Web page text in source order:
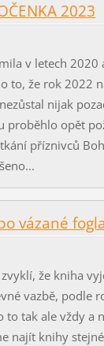
2023
v letech 2020
to, že rok 2022
nijak
proběhlo opět
příznivců
vázané
že kniha
vazbě, podle
to tak ale vždy a
najít knihy